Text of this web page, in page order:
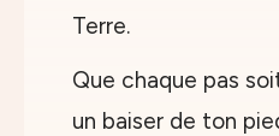
Terre.
Que chaque pas
un baiser de ton